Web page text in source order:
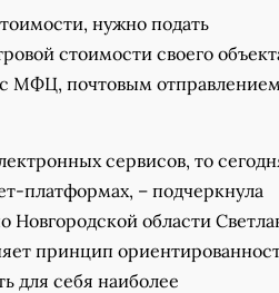
нужно подать
стоимости своего
МФЦ, почтовым отправлением
сервисов, то
платформах, – подчеркнула
Новгородской области
принцип
для себя наиболее